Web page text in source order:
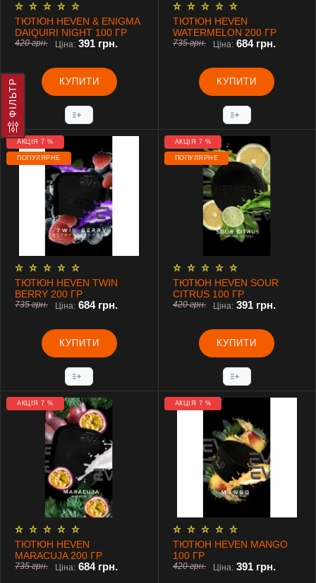
ФІЛЬТР
ТЮТЮН HEVEN & ENIGMA
DAIQUIRI NIGHT 100 ГР
420 грн. Ціна: 391 грн.
КУПИТИ
ТЮТЮН HEVEN
WATERMELON 200 ГР
735 грн. Ціна: 684 грн.
КУПИТИ
АКЦІЯ 7 %
ПОПУЛЯРНЕ
ТЮТЮН HEVEN TWIN
BERRY 200 ГР
735 грн. Ціна: 684 грн.
КУПИТИ
АКЦІЯ 7 %
ПОПУЛЯРНЕ
ТЮТЮН HEVEN SOUR
CITRUS 100 ГР
420 грн. Ціна: 391 грн.
КУПИТИ
АКЦІЯ 7 %
ТЮТЮН HEVEN
MARACUJA 200 ГР
735 грн. Ціна: 684 грн.
АКЦІЯ 7 %
ТЮТЮН HEVEN MANGO
100 ГР
420 грн. Ціна: 391 грн.